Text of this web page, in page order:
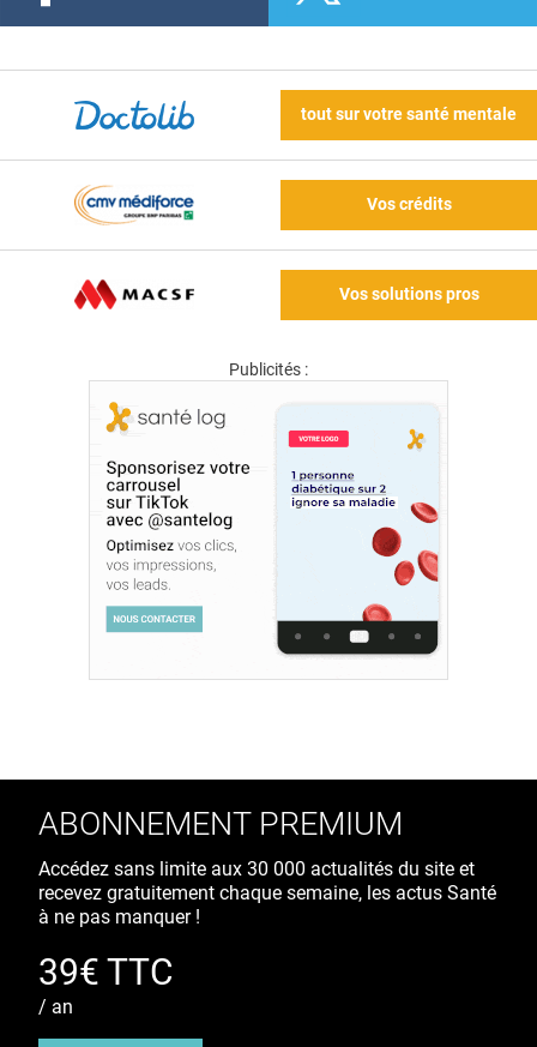
tout sur votre santé mentale
Vos crédits
Vos solutions pros
Publicités :
ABONNEMENT PREMIUM
Accédez sans limite aux 30 000 actualités du site et
recevez gratuitement chaque semaine, les actus Santé
à ne pas manquer !
39€ TTC
/ an